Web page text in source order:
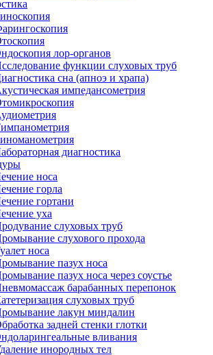
лор-органов
функции слуховых труб
сна (апноэ и храпа)
импедансометрия
диагностика
носа
горла
гортани
уха
слуховых труб
слухового прохода
носа
пазух носа
пазух носа через соустье
барабанных перепонок
слуховых труб
лакун миндалин
задней стенки глотки
вливания
инородных тел